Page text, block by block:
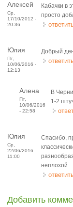
Алексей
Ср,
17/10/2012 -
20:36
Кабачки в
просто
Юлия
Пт,
10/06/2016 -
12:13
Добрый
Алена
Пт,
10/06/2016
- 22:58
В
1-2
Юлия
Ср,
22/06/2016 -
11:00
Спасибо,
неплохой.
Добавить